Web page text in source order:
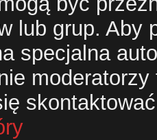
lub grup. Aby
specjalna